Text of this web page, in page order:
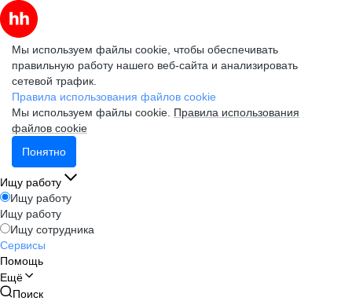
Мы используем файлы cookie, чтобы обеспечивать
правильную работу нашего веб-сайта и анализировать
сетевой трафик.
Правила использования файлов cookie
Мы используем файлы cookie. Правила использования
файлов cookie
Понятно
Ищу работу
Ищу работу
Ищу работу
Ищу сотрудника
Сервисы
Помощь
Ещё
Поиск